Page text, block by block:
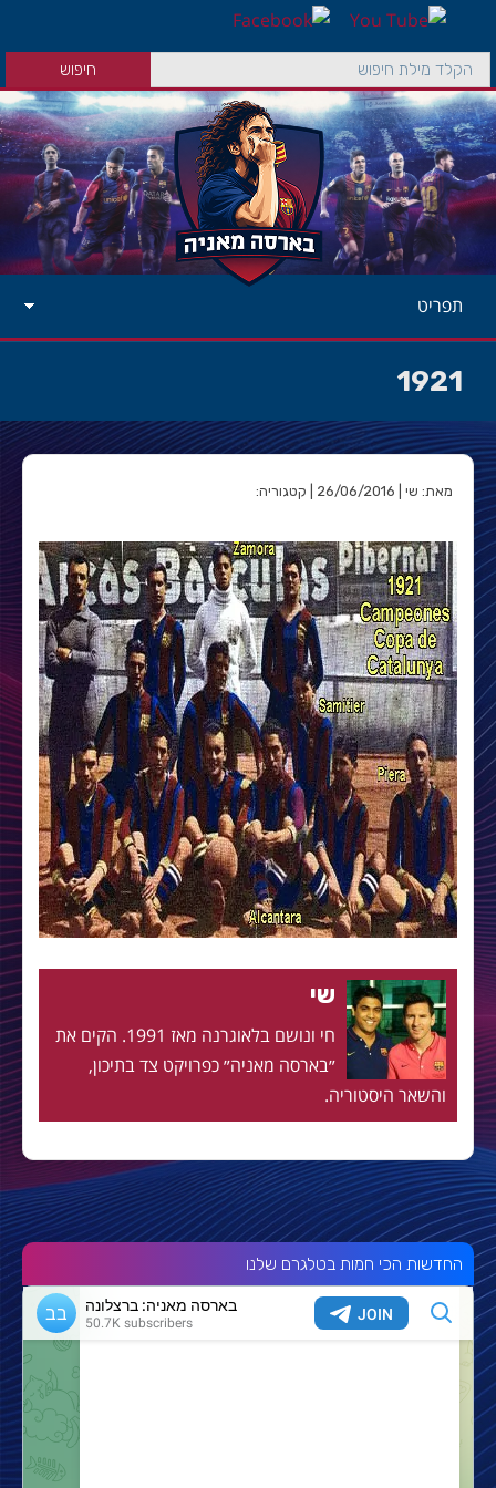
תפריט
1921
מאת: שי | 26/06/2016 | קטגוריה:
שי
חי ונושם בלאוגרנה מאז 1991. הקים את
״בארסה מאניה״ כפרויקט צד בתיכון,
והשאר היסטוריה.
החדשות הכי חמות בטלגרם שלנו